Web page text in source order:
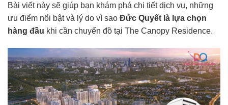
Bài viết này sẽ giúp bạn khám phá chi tiết dịch vụ, những
ưu điểm nổi bật và lý do vì sao Đức Quyết là lựa chọn
hàng đầu khi cần chuyển đồ tại The Canopy Residence.